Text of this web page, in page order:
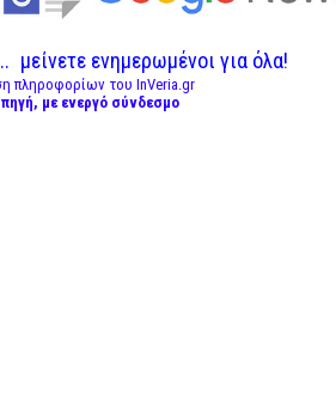
μείνετε ενημερωμένοι για όλα!
πληροφορίων του InVeria.gr
με ενεργό σύνδεσμο